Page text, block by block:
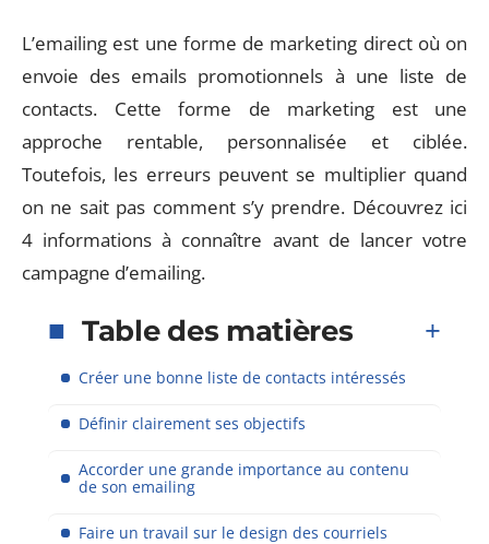
L’emailing est une forme de marketing direct où on
envoie des emails promotionnels à une liste de
contacts. Cette forme de marketing est une
approche rentable, personnalisée et ciblée.
Toutefois, les erreurs peuvent se multiplier quand
on ne sait pas comment s’y prendre. Découvrez ici
4 informations à connaître avant de lancer votre
campagne d’emailing.
Table des matières
Créer une bonne liste de contacts intéressés
Définir clairement ses objectifs
Accorder une grande importance au contenu
de son emailing
Faire un travail sur le design des courriels